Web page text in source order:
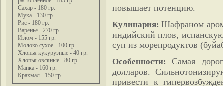
Сахар - 180 гр.
Мука - 130 гр.
Рис - 180 гр.
Варенье - 270 гр.
Изюм - 155 гр.
Молоко сухое - 100 гр.
Хлопья кукурузные - 40 гр.
Хлопья овсяные - 80 гр.
Манка - 160 гр.
Крахмал - 150 гр.
повышает потенцию.
Кулинария:Шафраном
индийский плов,
суп из морепродуктов
Особенности:Самая
долларов.
привести к